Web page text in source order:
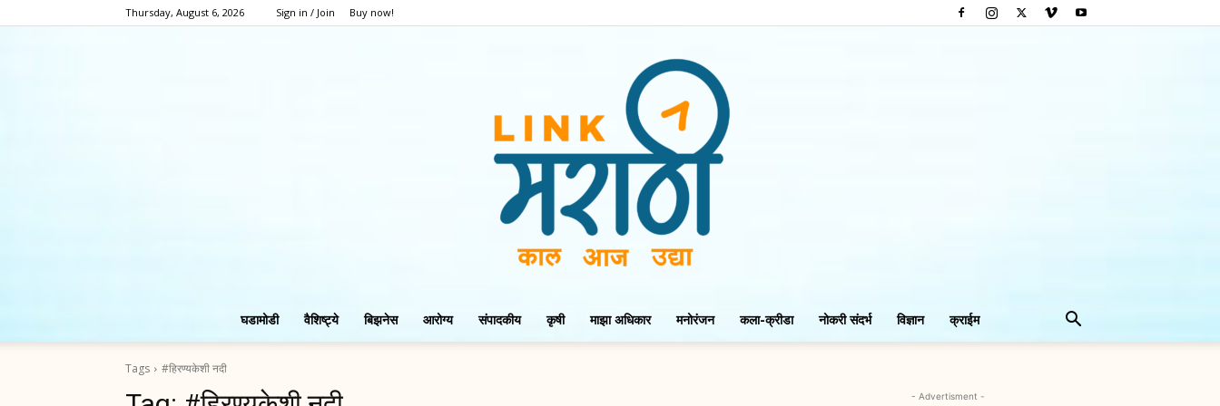
Thursday, August 6, 2026 Sign in / Join Buy now!
घडामोडी वैशिष्ट्ये बिझनेस आरोग्य संपादकीय कृषी माझा अधिकार मनोरंजन कला-क्रीडा नोकरी संदर्भ विज्ञान क्राईम
Tags #हिरण्यकेशी नदी
- Advertisment -